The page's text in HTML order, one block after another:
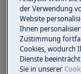
der Verwendung
Website
Ihnen
Zustimmung
Cookies, wodurch
Dienste
Sie in unserer